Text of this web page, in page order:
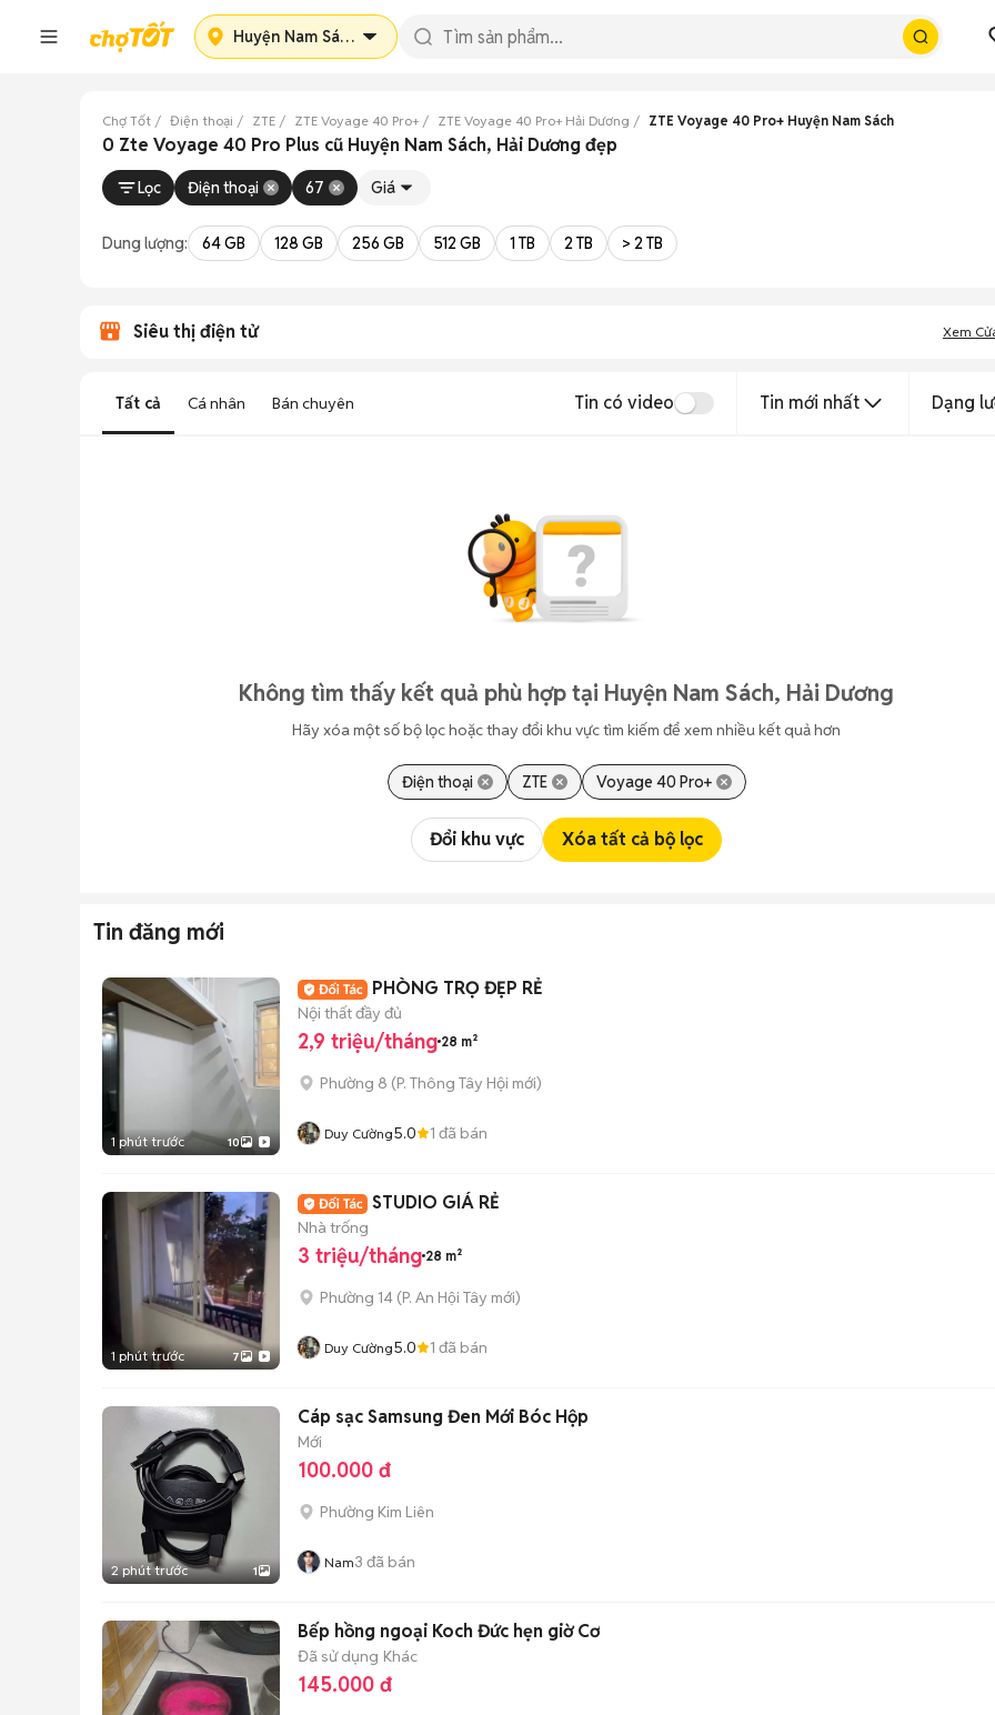
Huyện Nam Sách
Chợ Tốt Điện thoại ZTE ZTE Voyage 40 Pro+ ZTE Voyage 40 Pro+ Hải Dương ZTE Voyage 40 Pro+ Huyện Nam Sách
0 Zte Voyage 40 Pro Plus cũ Huyện Nam Sách, Hải Dương đẹp
Lọc Điện thoại 67 Giá
Dung lượng: 64 GB 128 GB 256 GB 512 GB 1 TB 2 TB > 2 TB
Siêu thị điện tử Xem
Tất cả Cá nhân Bán chuyên Tin có video Tin mới nhất Dạng
Không tìm thấy kết quả phù hợp tại Huyện Nam Sách, Hải Dương
Hãy xóa một số bộ lọc hoặc thay đổi khu vực tìm kiếm để xem nhiều kết quả hơn
Điện thoại ZTE Voyage 40 Pro+
Đổi khu vực Xóa tất cả bộ lọc
Tin đăng mới
1 phút trước 10
PHÒNG TRỌ ĐẸP RẺ
Nội thất đầy đủ
2,9 triệu/tháng 28 m²
Phường 8 (P. Thông Tây Hội mới)
Duy Cường5.0 1 đã bán
1 phút trước 7
STUDIO GIÁ RẺ
Nhà trống
3 triệu/tháng 28 m²
Phường 14 (P. An Hội Tây mới)
Duy Cường5.0 1 đã bán
2 phút trước 1
Cáp sạc Samsung Đen Mới Bóc Hộp
Mới
100.000 đ
Phường Kim Liên
Nam3 đã bán
Bếp hồng ngoại Koch Đức hẹn giờ Cơ
Đã sử dụng Khác
145.000 đ